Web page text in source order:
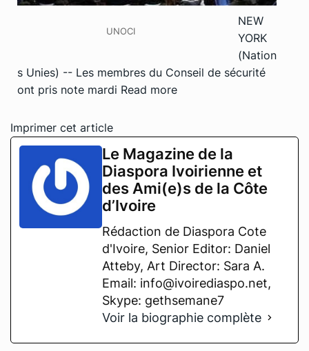
UNOCI
NEW
YORK
(Nation
s Unies) -- Les membres du Conseil de sécurité
ont pris note mardi Read more
Imprimer cet article
Le Magazine de la
Diaspora Ivoirienne et
des Ami(e)s de la Côte
d’Ivoire
Rédaction de Diaspora Cote
d'Ivoire, Senior Editor: Daniel
Atteby, Art Director: Sara A.
Email: info@ivoirediaspo.net,
Skype: gethsemane7
Voir la biographie complète